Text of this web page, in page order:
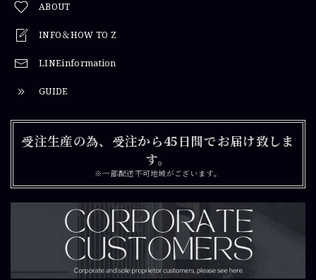
ABOUT
INFO＆HOW TO Z
LINEinformation
GUIDE
受注生産の為、受注から45日間でお届け致しま
す。
※一部配送不可地域がございます。